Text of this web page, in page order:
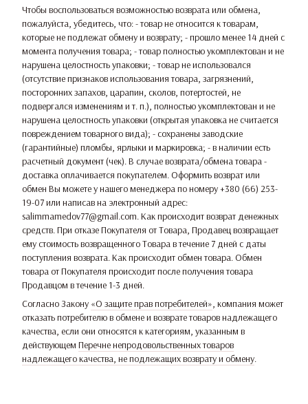
Чтобы воспользоваться возможностью возврата или обмена,
пожалуйста, убедитесь, что: - товар не относится к товарам,
которые не подлежат обмену и возврату; - прошло менее 14 дней с
момента получения товара; - товар полностью укомплектован и не
нарушена целостность упаковки; - товар не использовался
(отсутствие признаков использования товара, загрязнений,
посторонних запахов, царапин, сколов, потертостей, не
подвергался изменениям и т. п.), полностью укомплектован и не
нарушена целостность упаковки (открытая упаковка не считается
повреждением товарного вида); - сохранены заводские
(гарантийные) пломбы, ярлыки и маркировка; - в наличии есть
расчетный документ (чек). В случае возврата/обмена товара -
доставка оплачивается покупателем. Оформить возврат или
обмен Вы можете у нашего менеджера по номеру +380 (66) 253-
19-07 или написав на электронный адрес:
salimmamedov77@gmail.com. Как происходит возврат денежных
средств. При отказе Покупателя от Товара, Продавец возвращает
ему стоимость возвращенного Товара в течение 7 дней с даты
поступления возврата. Как происходит обмен товара. Обмен
товара от Покупателя происходит после получения товара
Продавцом в течение 1-3 дней.
Согласно Закону «О защите прав потребителей», компания может
отказать потребителю в обмене и возврате товаров надлежащего
качества, если они относятся к категориям, указанным в
действующем Перечне непродовольственных товаров
надлежащего качества, не подлежащих возврату и обмену.